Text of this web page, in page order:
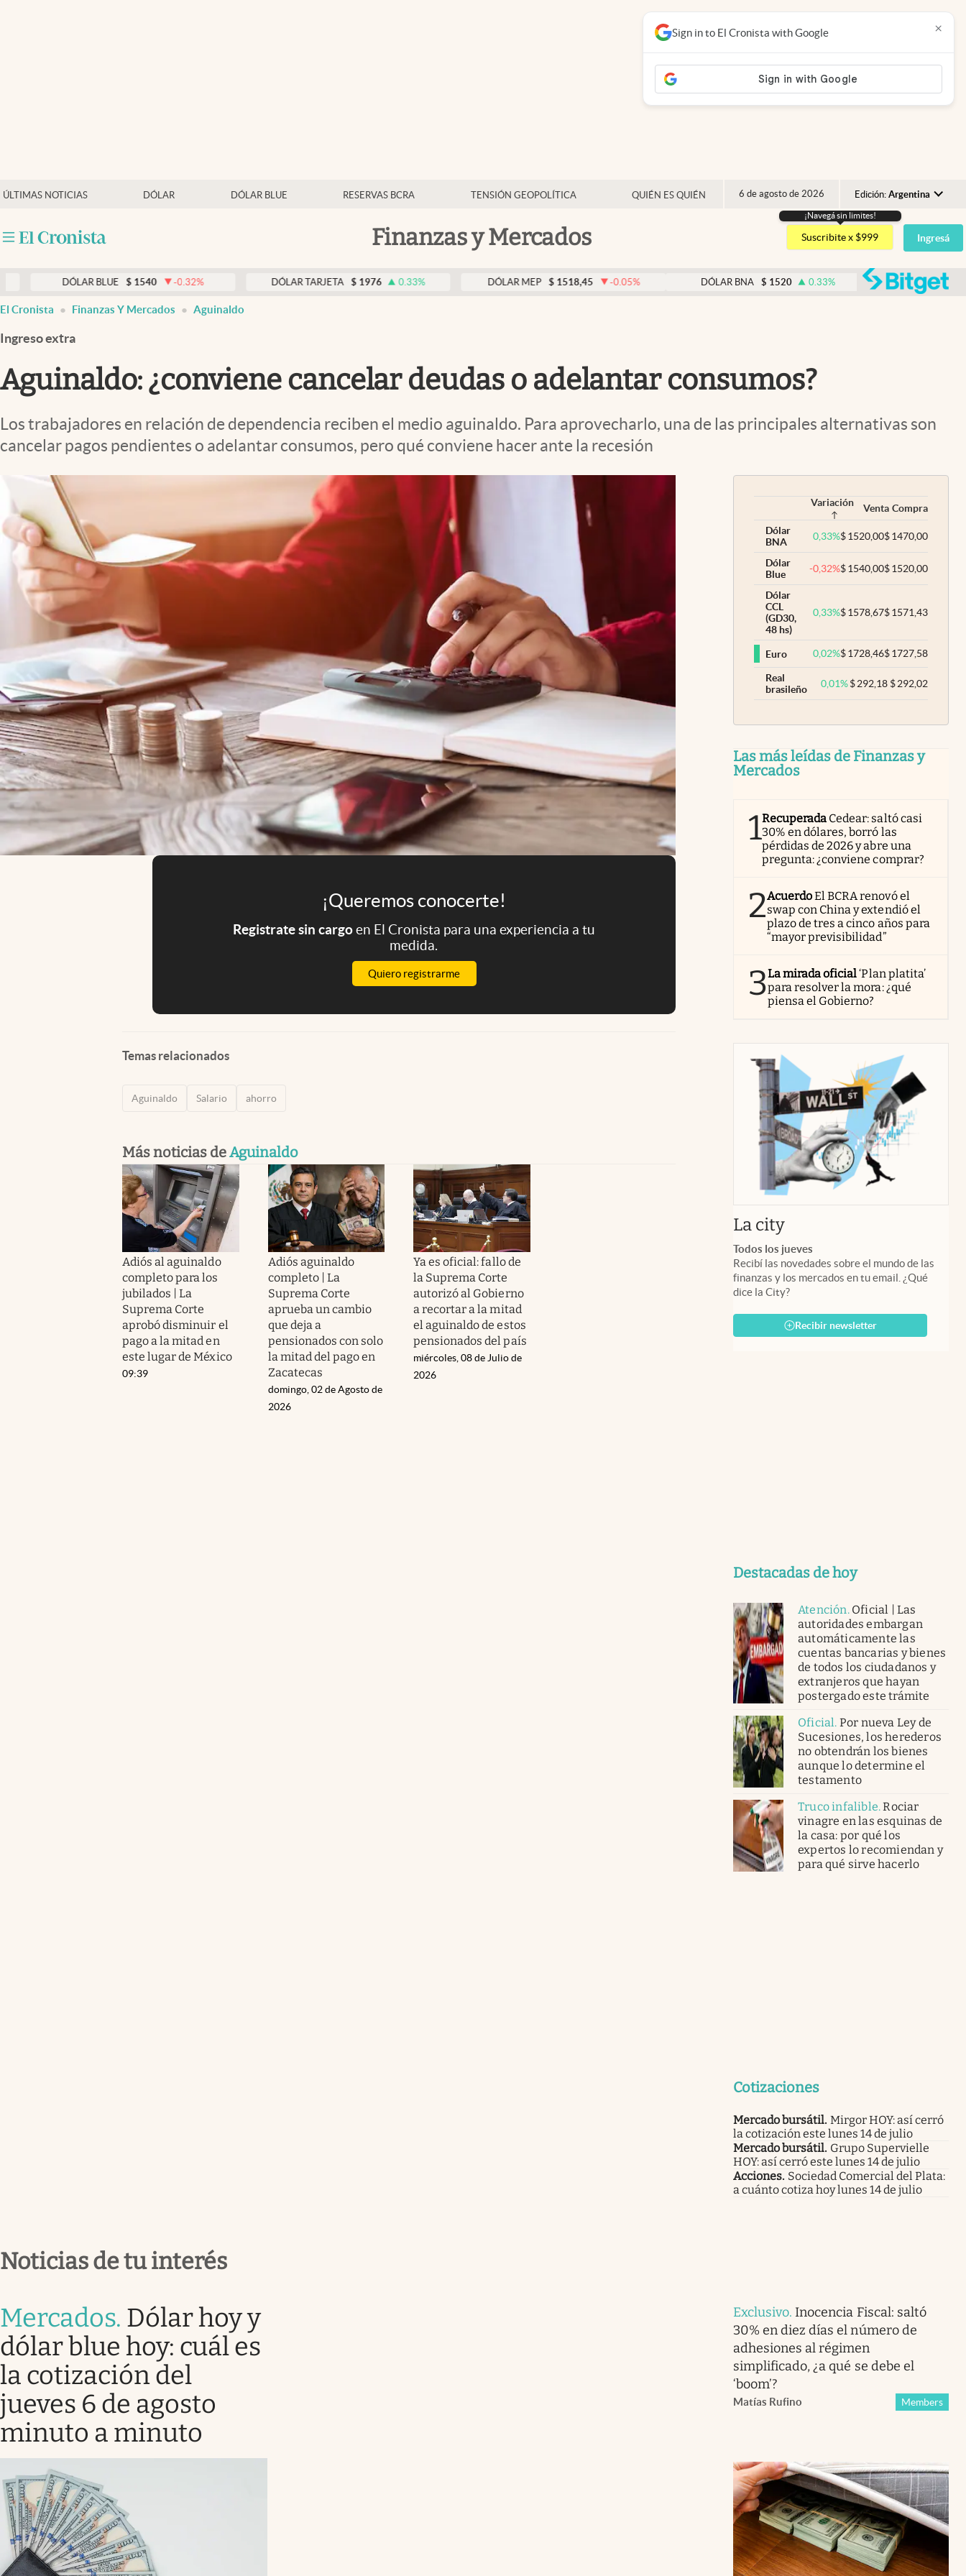
ÚLTIMAS NOTICIAS DÓLAR DÓLAR BLUE RESERVAS BCRA TENSIÓN GEOPOLÍTICA QUIÉN ES QUIÉN 6 de agosto de 2026 Edición: Argentina
Argentina
España
USA
Finanzas y Mercados
Mercados Online
Otras secciones
Clima
Eventos Corporativos
abre en nueva pestaña
¡Navegá sin limites!
Suscribite x $999 Ingresá
DÓLAR BLUE $ 1540 -0.32% DÓLAR TARJETA $ 1976 0.33% DÓLAR MEP $ 1518,45 -0.05% DÓLAR BNA $ 1520 0.33% DÓLAR BLUE $ 1540
Sign in to El Cronista with Google ×
El Cronista Finanzas Y Mercados Aguinaldo
Ingreso extra
Aguinaldo: ¿conviene cancelar deudas o adelantar consumos?
Los trabajadores en relación de dependencia reciben el medio aguinaldo. Para aprovecharlo, una de las principales alternativas son
cancelar pagos pendientes o adelantar consumos, pero qué conviene hacer ante la recesión
¡Queremos conocerte!
Registrate sin cargoen El Cronista para una experiencia a tu
medida.
Quiero registrarme
Temas relacionados
Aguinaldo Salario ahorro
Más noticias deAguinaldo
Adiós al aguinaldo
completo para los
jubilados | La
Suprema Corte
aprobó disminuir el
pago a la mitad en
este lugar de México
09:39
Adiós aguinaldo
completo | La
Suprema Corte
aprueba un cambio
que deja a
pensionados con solo
la mitad del pago en
Zacatecas
domingo, 02 de Agosto de
2026
Ya es oficial: fallo de
la Suprema Corte
autorizó al Gobierno
a recortar a la mitad
el aguinaldo de estos
pensionados del país
miércoles, 08 de Julio de
2026
Variación Venta Compra
Dólar
BNA
0,33%$1520,00$1470,00
Dólar
Blue
-0,32%$1540,00$1520,00
Dólar
CCL
(GD30,
48 hs)
0,33%$1578,67$1571,43
Euro 0,02%$1728,46$1727,58
Real
brasileño
0,01% $292,18 $292,02
Las más leídas de Finanzas y
Mercados
1Recuperada Cedear: saltó casi
30% en dólares, borró las
pérdidas de 2026 y abre una
pregunta: ¿conviene comprar?
2AcuerdoEl BCRA renovó el
swap con China y extendió el
plazo de tres a cinco años para
“mayor previsibilidad”
3La mirada oficial‘Plan platita’
para resolver la mora: ¿qué
piensa el Gobierno?
La cityabre en nueva pestaña
Todos los jueves
Recibí las novedades sobre el mundo de las
finanzas y los mercados en tu email. ¿Qué
dice la City?
Recibir newsletter
Destacadas de hoy
Atención. Oficial | Las
autoridades embargan
automáticamente las
cuentas bancarias y bienes
de todos los ciudadanos y
extranjeros que hayan
postergado este trámite
Oficial. Por nueva Ley de
Sucesiones, los herederos
no obtendrán los bienes
aunque lo determine el
testamento
Truco infalible.Rociar
vinagre en las esquinas de
la casa: por qué los
expertos lo recomiendan y
para qué sirve hacerlo
Cotizaciones
Mercado bursátil. Mirgor HOY: así cerró
la cotización este lunes 14 de julio
Mercado bursátil. Grupo Supervielle
HOY: así cerró este lunes 14 de julio
Acciones. Sociedad Comercial del Plata:
a cuánto cotiza hoy lunes 14 de julio
Noticias de tu interés
Mercados. Dólar hoy y
dólar blue hoy: cuál es
la cotización del
jueves 6 de agosto
minuto a minuto
Exclusivo. Inocencia Fiscal: saltó
30% en diez días el número de
adhesiones al régimen
simplificado, ¿a qué se debe el
‘boom’?
Matías Rufino Members